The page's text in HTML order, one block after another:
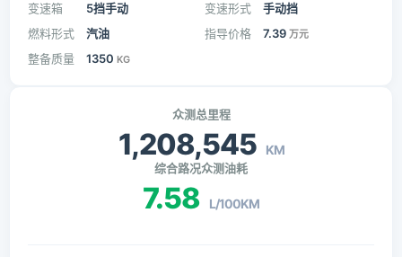
变速箱
5挡手动 变速形式
手动挡
燃料形式
汽油 指导价格 7.39 万元
整备质量 1350 KG
众测总里程
1,208,545 KM
综合路况众测油耗
7.58 L/100KM